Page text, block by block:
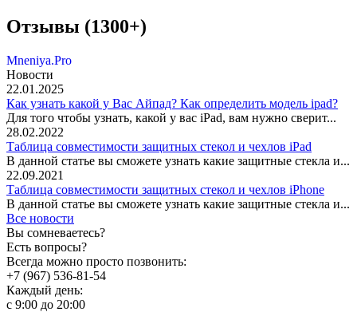
Отзывы (1300+)
Mneniya.Pro
Новости
22.01.2025
Как узнать какой у Вас Айпад? Как определить модель ipad?
Для того чтобы узнать, какой у вас iPad, вам нужно сверит...
28.02.2022
Таблица совместимости защитных стекол и чехлов iPad
В данной статье вы сможете узнать какие защитные стекла и...
22.09.2021
Таблица совместимости защитных стекол и чехлов iPhone
В данной статье вы сможете узнать какие защитные стекла и...
Все новости
Вы сомневаетесь?
Есть вопросы?
Всегда можно просто позвонить:
+7 (967) 536-81-54
Каждый день:
с 9:00 до 20:00